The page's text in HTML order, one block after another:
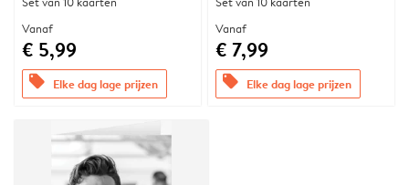
Vanaf
€ 5,99
offers Elke dag lage prijzen
Vanaf
€ 7,99
offers Elke dag lage prijzen